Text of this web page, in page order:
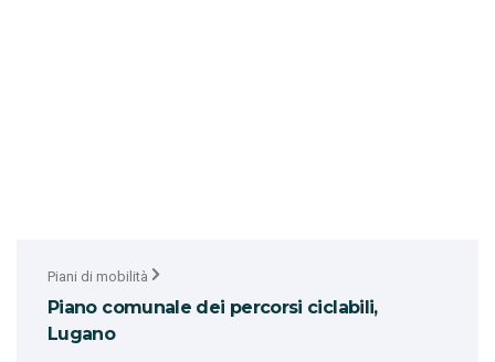
Piani di mobilità
Piano comunale dei percorsi ciclabili,
Lugano